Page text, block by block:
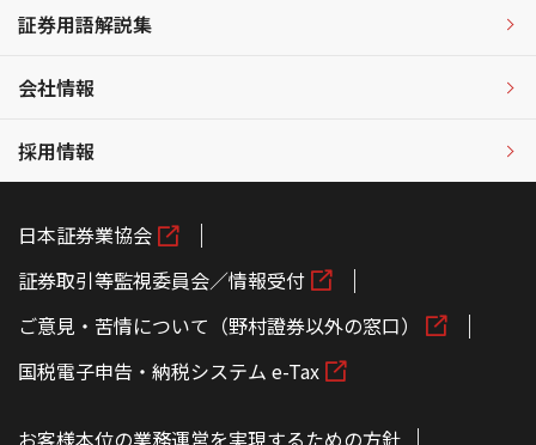
証券用語解説集
会社情報
採用情報
日本証券業協会
証券取引等監視委員会／情報受付
ご意見・苦情について（野村證券以外の窓口）
国税電子申告・納税システム e-Tax